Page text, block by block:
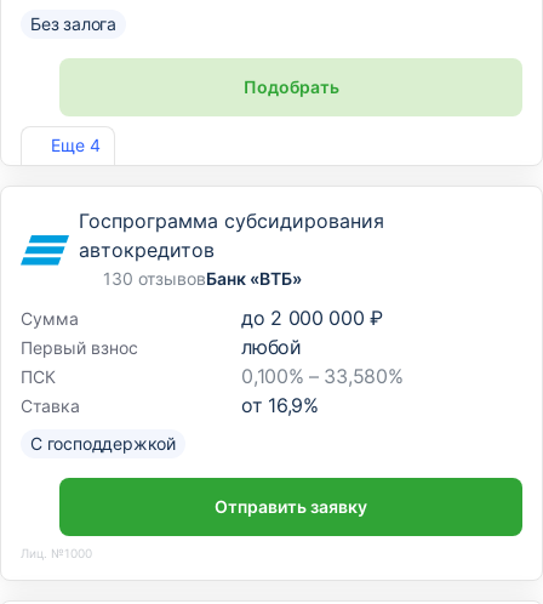
Еще 4
Без залога
Подобрать
Лиц. №354
Госпрограмма субсидирования
автокредитов
130 отзывовБанк «ВТБ»
Сумма
до 2 000 000 ₽
Первый взнос любой
ПСК 0,100% – 33,580%
Ставка от 16,9%
С господдержкой
Отправить заявку
Лиц. №1000